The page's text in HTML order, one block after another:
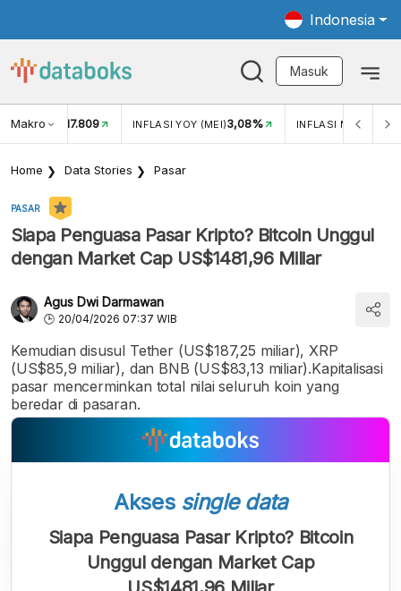
Indonesia
Masuk
Makro
USD/IDR 17.809 INFLASI YOY (MEI)3,08% INFLASI MOM (MEI)
Home Data Stories Pasar
PASAR
Siapa Penguasa Pasar Kripto? Bitcoin Unggul
dengan Market Cap US$1481,96 Miliar
Agus Dwi Darmawan
20/04/2026 07:37 WIB
Kemudian disusul Tether (US$187,25 miliar), XRP
(US$85,9 miliar), dan BNB (US$83,13 miliar).Kapitalisasi
pasar mencerminkan total nilai seluruh koin yang
beredar di pasaran.
Akses single data
Siapa Penguasa Pasar Kripto? Bitcoin
Unggul dengan Market Cap